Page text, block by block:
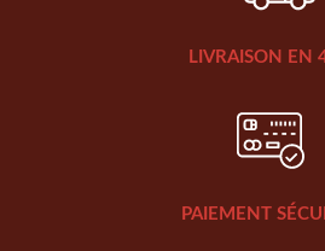
LIVRAISON EN
PAIEMENT